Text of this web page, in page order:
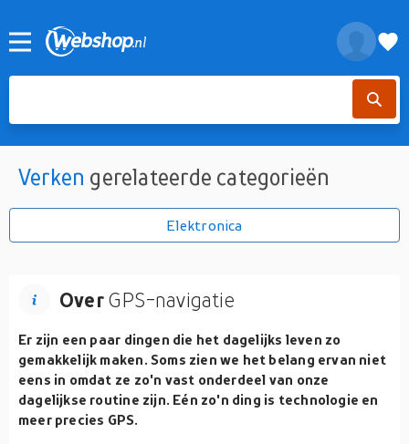
Verken gerelateerde categorieën
Elektronica
OverGPS-navigatie
Er zijn een paar dingen die het dagelijks leven zo
gemakkelijk maken. Soms zien we het belang ervan niet
eens in omdat ze zo'n vast onderdeel van onze
dagelijkse routine zijn. Eén zo'n ding is technologie en
meer precies GPS.